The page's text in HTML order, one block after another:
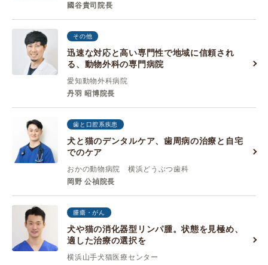
國谷貴司院長
その他
迅速な対応と高い専門性で地域に信頼され
る、動物外科の専門病院
愛知動物外科病院
丹羽 昭博院長
歯と口腔系疾患
犬と猫のデンタルケア、歯周病の治療と自宅
でのケア
おかの動物病院 横浜どうぶつ歯科
岡野 公禎院長
腫瘍・がん
犬や猫の消化器型リンパ腫。状態を見極め、
適した治療の選択を
横浜山手犬猫医療センター